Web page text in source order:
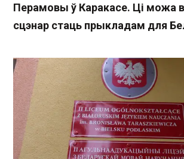
Перамовы ў Каракасе. Ці можа
сцэнар стаць прыкладам для